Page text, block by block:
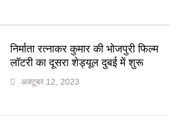
निर्माता रत्नाकर कुमार की भोजपुरी फिल्म
लॉटरी का दूसरा शेड्यूल दुबई में शुरू
अक्टूबर 12, 2023